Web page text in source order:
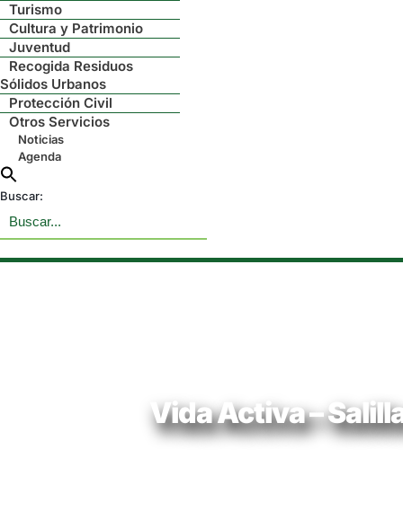
Turismo
Cultura y Patrimonio
Juventud
Recogida Residuos
Sólidos Urbanos
Protección Civil
Otros Servicios
Noticias
Agenda
Buscar:
Vida Activa –